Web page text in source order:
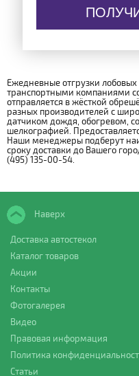
Ежедневные отгрузки лобовых
транспортными компаниями
отправляется в жёсткой
разных производителей с
датчиком дождя, обогревом,
шелкографией.
Наши менеджеры подберут
сроку доставки до Вашего
(495) 135-00-54.
Наверх
Доставка автостекол
Каталог товаров
Акции
Контакты
Фотогалерея
Видео
Правовая информация
Политика
Статьи